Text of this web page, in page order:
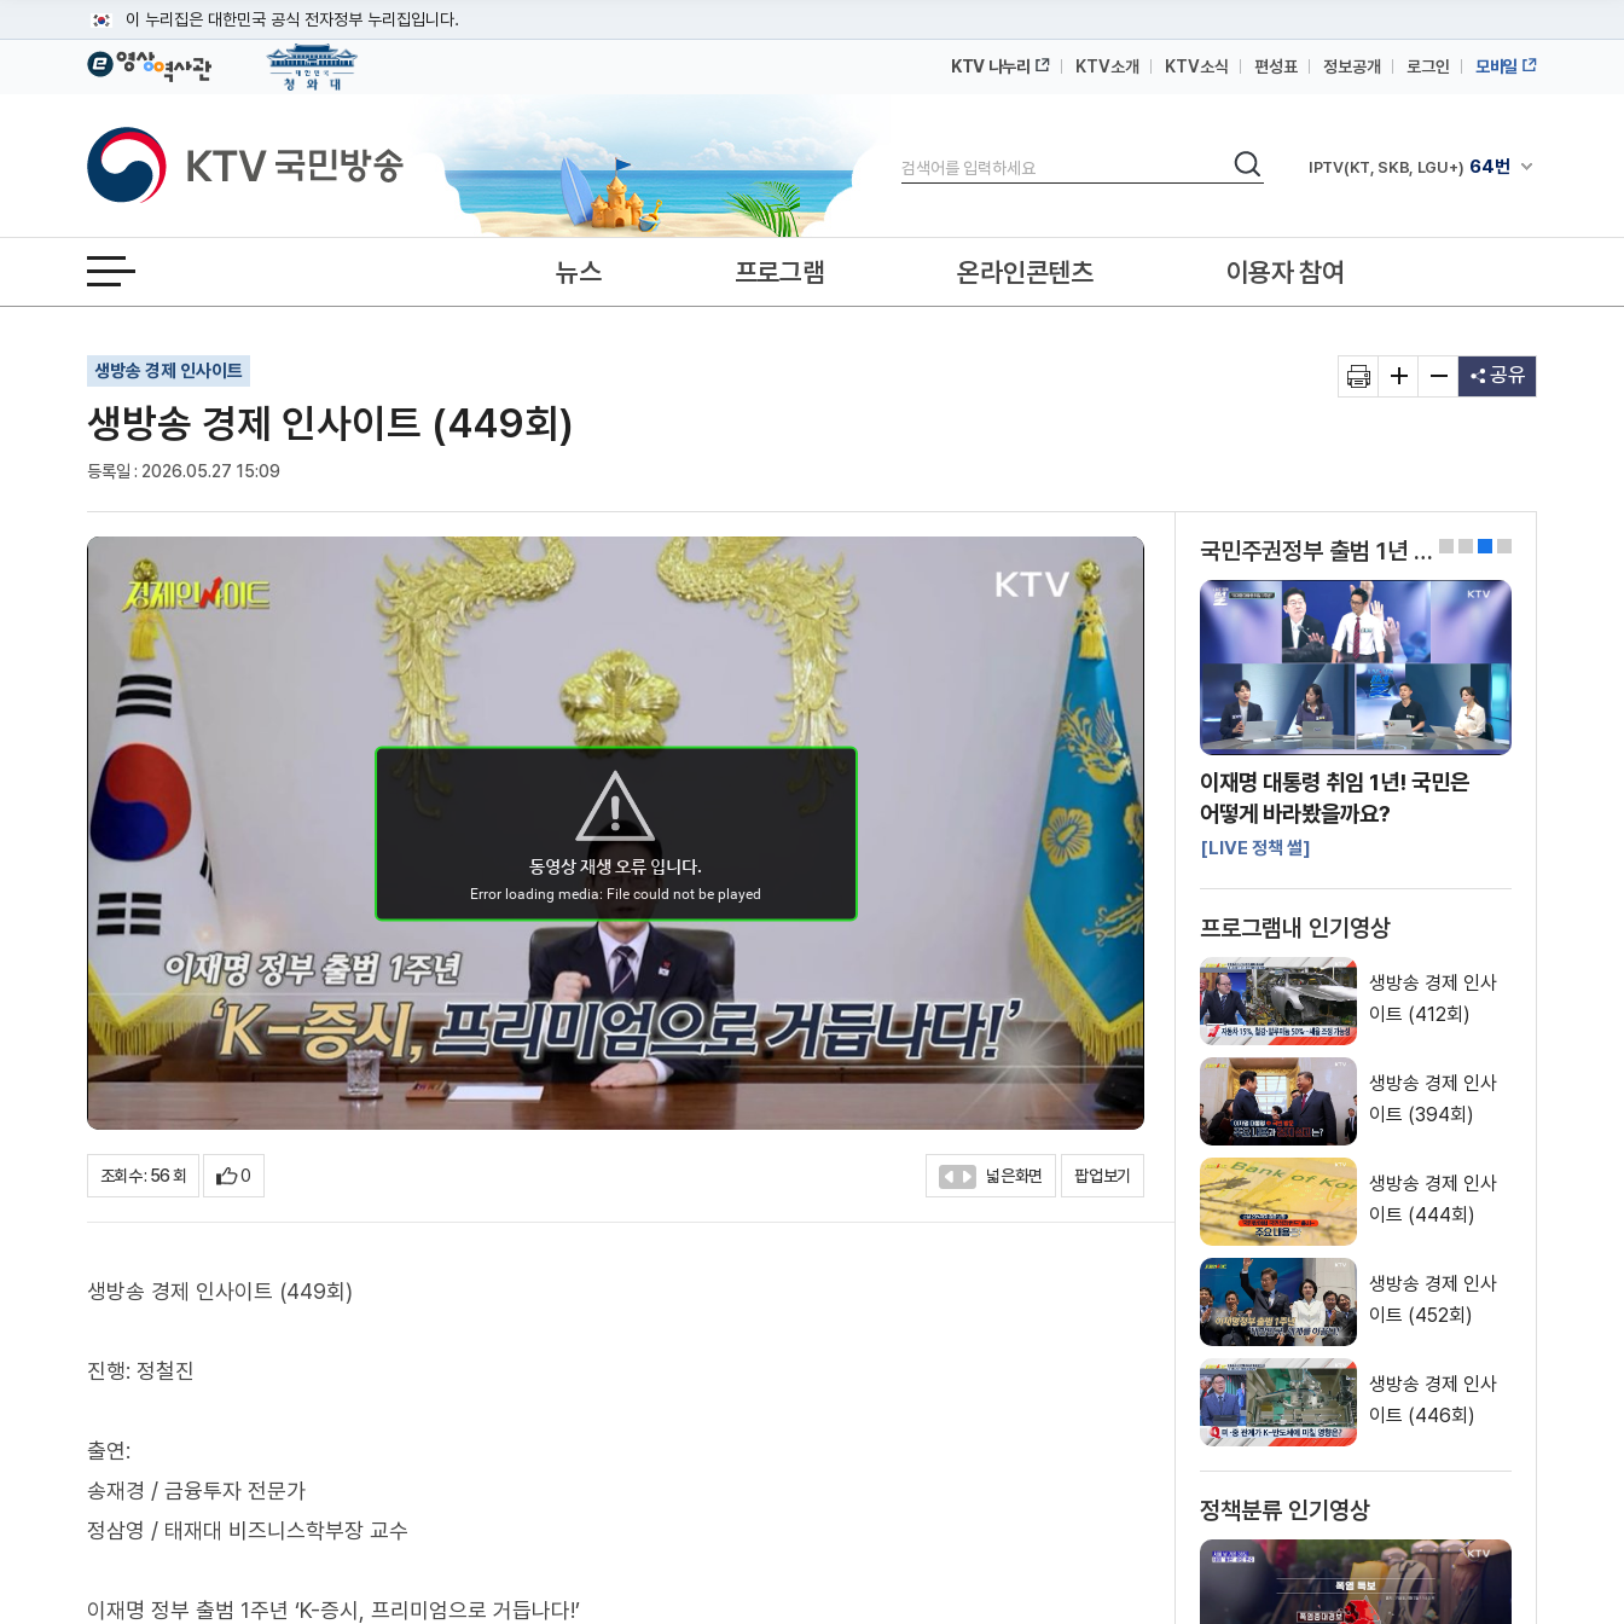
이 누리집은 대한민국 공식 전자정부 누리집입니다.
공식 누리집 주소 확인하기
이밖에 or.kr 또는 .kr등 다른 도메인 주소를 사용하고 있다면 아래 URL에서 도메인 주소를 확인해 보세요
운영중인 공식 누리집보기
KTV 나누리 KTV소개 KTV소식 편성표 정보공개 로그인 모바일
KTV국민방송
검색
검색 채널안내 펼쳐
IPTV(KT, SKB, LGU+) 64번
IPTV(KT, SKB, LGU+)
전체메뉴 열기 뉴스 프로그램 온라인콘텐츠 이용자 참여
생방송 경제 인사이트
생방송 경제 인사이트 (449회)
등록일 : 2026.05.27 15:09
기사인쇄
글자확대
글자축소 공유
조회수 : 56 회 0 넓은화면 팝업보기
생방송 경제 인사이트 (449회)
진행: 정철진
출연:
송재경 / 금융투자 전문가
정삼영 / 태재대 비즈니스학부장 교수
이재명 정부 출범 1주년 ‘K-증시, 프리미엄으로 거듭나다!’
국민주권정부 출범 1년 국정성과 0
1
2
3
이재명 대통령 취임 1년! 국민은
어떻게 바라봤을까요?
[LIVE 정책 썰]
프로그램내 인기영상
생방송 경제 인사
이트 (412회)
생방송 경제 인사
이트 (394회)
생방송 경제 인사
이트 (444회)
생방송 경제 인사
이트 (452회)
생방송 경제 인사
이트 (446회)
정책분류 인기영상